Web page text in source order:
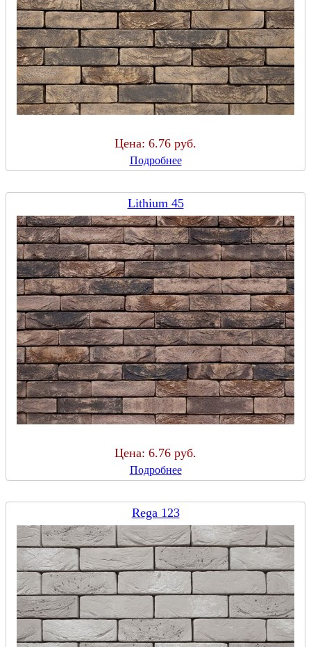
Цена: 6.76 руб.
Подробнее
Lithium 45
Цена: 6.76 руб.
Подробнее
Rega 123